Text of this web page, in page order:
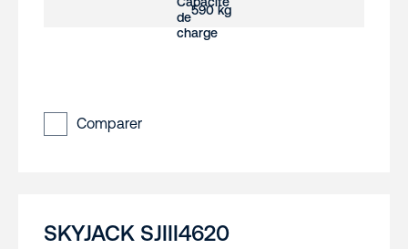
590 kg
Comparer
SKYJACK SJIII4620